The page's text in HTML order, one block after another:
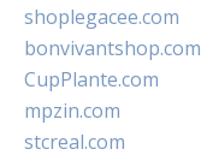
shoplegacee.com
bonvivantshop.com
CupPlante.com
mpzin.com
stcreal.com